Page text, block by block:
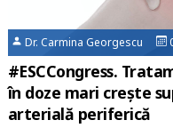
Dr. Carmina Georgescu
#ESCCongress.
în doze mari crește
arterială periferică